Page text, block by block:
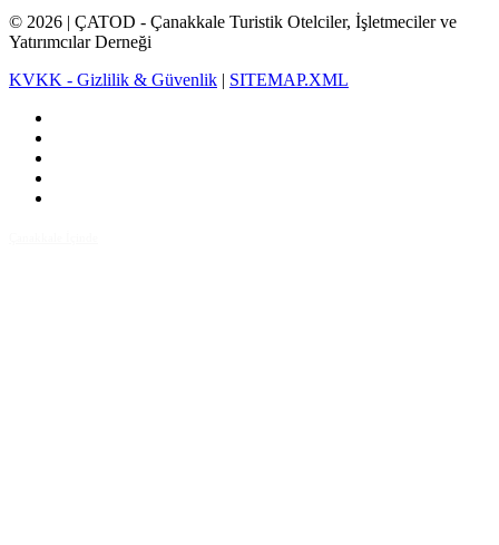
© 2026 | ÇATOD - Çanakkale Turistik Otelciler, İşletmeciler ve
Yatırımcılar Derneği
KVKK - Gizlilik & Güvenlik | SITEMAP.XML